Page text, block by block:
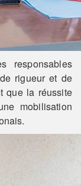
responsables
rigueur et de
que la réussite
mobilisation